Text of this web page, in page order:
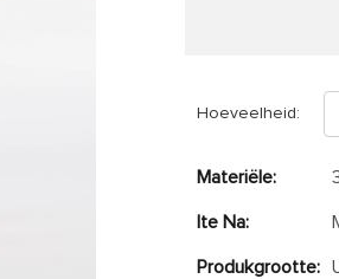
Hoeveelheid:
Materiële:
Ite Na:
Produkgrootte: